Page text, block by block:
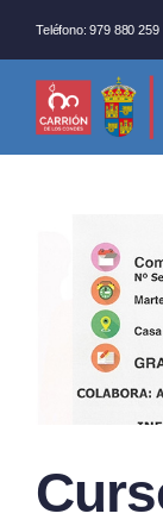
al
contenido
Teléfono: 979 880 259